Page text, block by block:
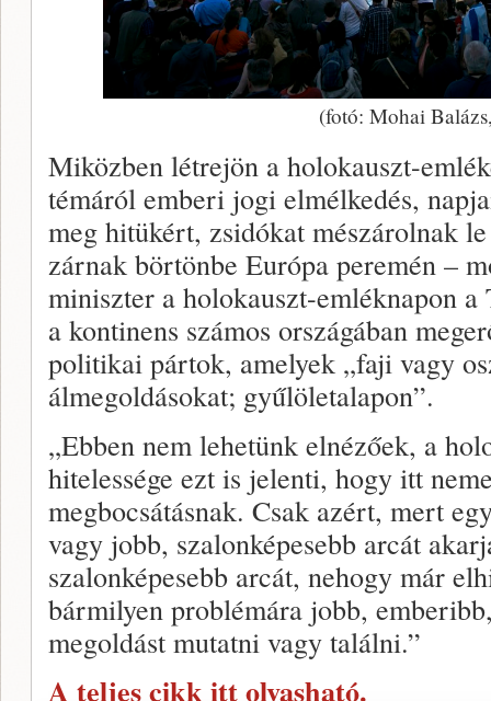
(fotó: Mohai
Miközben létrejön a holokauszt-
témáról emberi jogi elmélkedés,
meg hitükért, zsidókat mészárolnak
zárnak börtönbe Európa peremén –
miniszter a holokauszt-emléknapon
a kontinens számos országában
politikai pártok, amelyek „faji vagy
álmegoldásokat; gyűlöletalapon”.
„Ebben nem lehetünk elnézőek, a
hitelessége ezt is jelenti, hogy itt
megbocsátásnak. Csak azért, mert
vagy jobb, szalonképesebb arcát
szalonképesebb arcát, nehogy már
bármilyen problémára jobb,
megoldást mutatni vagy találni.”
A teljes cikk itt olvasható.